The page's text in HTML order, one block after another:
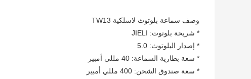
وصف سماعة بلوتوث لاسلكية TW13
* شريحة بلوتوث: JIELI
* إصدار البلوتوث: 5.0
* سعة بطارية السماعة: 40 مللي أمبير
* سعة صندوق الشحن: 400 مللي أمبير